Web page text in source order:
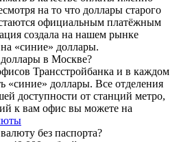
на то что доллары старого
официальным платёжным
создала на нашем рынке
«синие» доллары.
в Москве?
Трансстройбанка и в каждом
«синие» доллары. Все отделения
доступности от станций метро,
к вам офис вы можете на
без паспорта?